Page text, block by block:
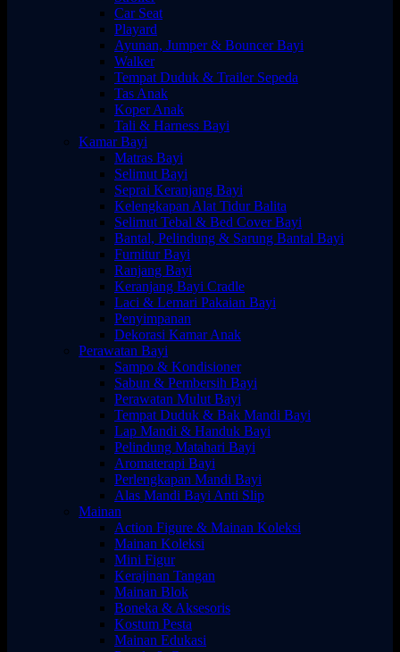
Car Seat
Playard
Ayunan, Jumper & Bouncer Bayi
Walker
Tempat Duduk & Trailer Sepeda
Tas Anak
Koper Anak
Tali & Harness Bayi
Kamar Bayi
Matras Bayi
Selimut Bayi
Seprai Keranjang Bayi
Kelengkapan Alat Tidur Balita
Selimut Tebal & Bed Cover Bayi
Bantal, Pelindung & Sarung Bantal Bayi
Furnitur Bayi
Ranjang Bayi
Keranjang Bayi Cradle
Laci & Lemari Pakaian Bayi
Penyimpanan
Dekorasi Kamar Anak
Perawatan Bayi
Sampo & Kondisioner
Sabun & Pembersih Bayi
Perawatan Mulut Bayi
Tempat Duduk & Bak Mandi Bayi
Lap Mandi & Handuk Bayi
Pelindung Matahari Bayi
Aromaterapi Bayi
Perlengkapan Mandi Bayi
Alas Mandi Bayi Anti Slip
Mainan
Action Figure & Mainan Koleksi
Mainan Koleksi
Mini Figur
Kerajinan Tangan
Mainan Blok
Boneka & Aksesoris
Kostum Pesta
Mainan Edukasi